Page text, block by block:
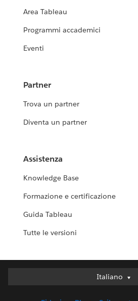
Area Tableau
Programmi accademici
Eventi
Partner
Trova un partner
Diventa un partner
Assistenza
Knowledge Base
Formazione e certificazione
Guida Tableau
Tutte le versioni
Italiano
Italiano